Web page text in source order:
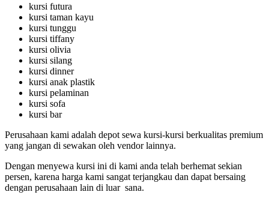
kursi futura
kursi taman kayu
kursi tunggu
kursi tiffany
kursi olivia
kursi silang
kursi dinner
kursi anak plastik
kursi pelaminan
kursi sofa
kursi bar
Perusahaan kami adalah depot sewa kursi-kursi berkualitas premium
yang jangan di sewakan oleh vendor lainnya.
Dengan menyewa kursi ini di kami anda telah berhemat sekian
persen, karena harga kami sangat terjangkau dan dapat bersaing
dengan perusahaan lain di luar sana.